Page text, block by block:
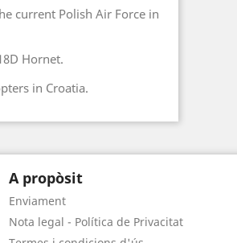
current Polish Air Force in
Hornet.
in Croatia.
A propòsit
Enviament
Nota legal - Política de Privacitat